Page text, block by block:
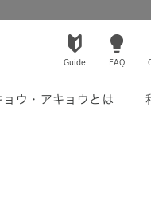
Guide FAQ
ョウ・アキョウとは